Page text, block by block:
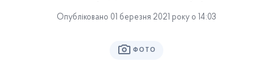
Опубліковано 01 березня 2021 року о 14:03
ФОТО